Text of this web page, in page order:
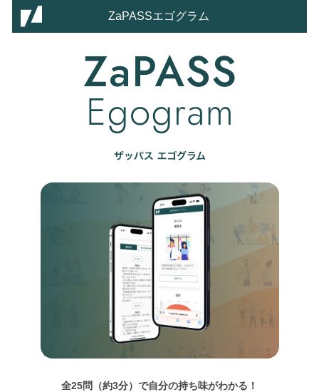
ZaPASSエゴグラム
全25問（約3分）で自分の持ち味がわかる！